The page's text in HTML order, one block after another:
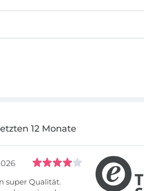
12 Monate
super Qualität.